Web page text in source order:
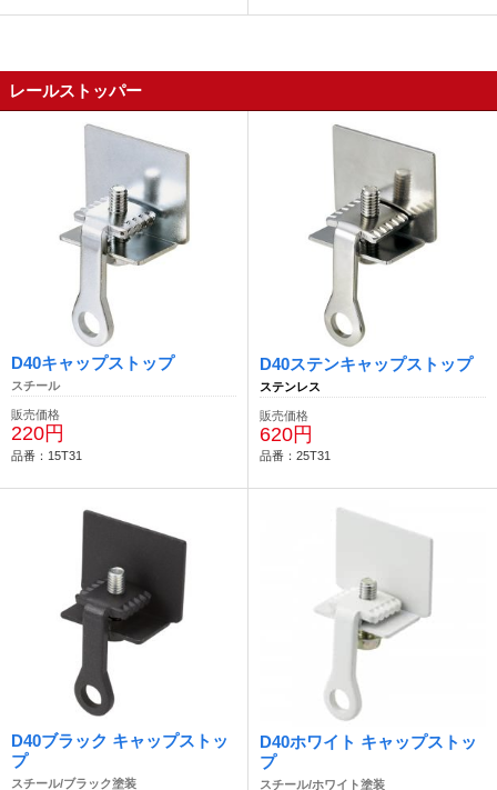
レールストッパー
D40キャップストップ
スチール
販売価格
220円
品番：15T31
D40ステンキャップストップ
ステンレス
販売価格
620円
品番：25T31
D40ブラック キャップストッ
プ
スチール/ブラック塗装
D40ホワイト キャップストッ
プ
スチール/ホワイト塗装